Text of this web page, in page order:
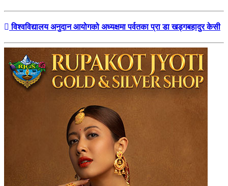
विश्वविद्यालय अनुदान आयोगको अध्यक्षमा पर्वतका प्रा डा खड्गबहादुर केसी